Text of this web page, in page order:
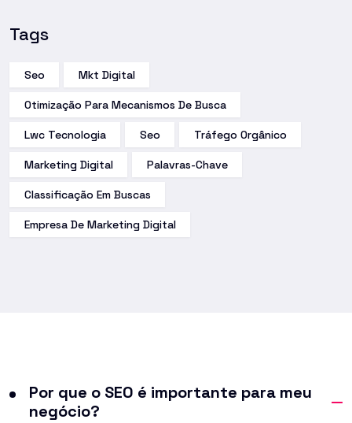
Tags
Seo Mkt Digital
Otimização Para Mecanismos De Busca
Lwc Tecnologia Seo Tráfego Orgânico
Marketing Digital Palavras-Chave
Classificação Em Buscas
Empresa De Marketing Digital
Por que o SEO é importante para meu
negócio?